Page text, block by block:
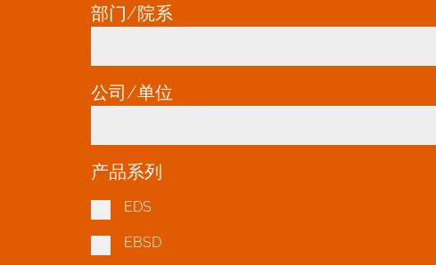
部门/院系
公司/单位
产品系列
EDS
EBSD